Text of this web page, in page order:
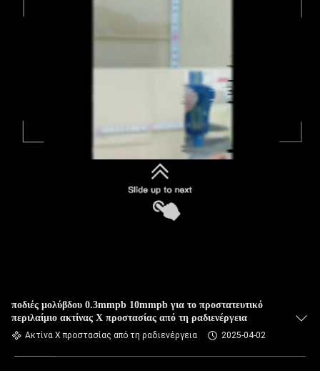
ποδιές μολύβδου 0.3mmpb 10mmpb για το προστατευτικό
περιλαίμιο ακτίνας X προστασίας από τη ραδιενέργεια
Ακτίνα X προστασίας από τη ραδιενέργεια 2025-04-02